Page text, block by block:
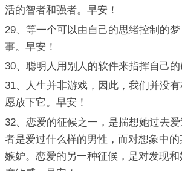
活的智者和强者。早安！
29、等一个可以由自己的思绪控制的
事。早安！
30、聪明人用别人的软件来指挥自己的
31、人生并非游戏，因此，我们并没
愿放下它。早安！
32、恋爱的征候之一，是揣想她过去
者是爱过什么样的男性，而对想象中
嫉妒。恋爱的另一种征候，是对发现